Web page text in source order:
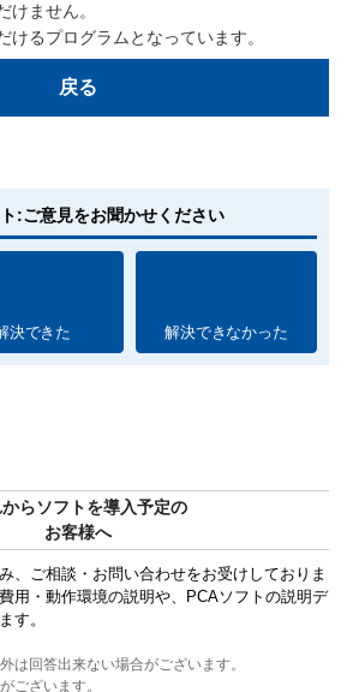
けません。
けるプログラムとなっています。
戻る
:ご意見をお聞かせください
決できた 解決できなかった
らソフトを導入予定の
お客様へ
、ご相談・お問い合わせをお受けしておりま
用・動作環境の説明や、PCAソフトの説明デ
す。
は回答出来ない場合がございます。
ございます。